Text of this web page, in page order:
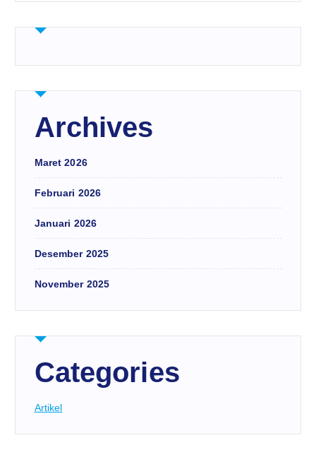
Archives
Maret 2026
Februari 2026
Januari 2026
Desember 2025
November 2025
Categories
Artikel